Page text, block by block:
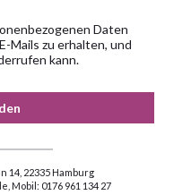
Daten
Mails zu erhalten, und
kann.
14, 22335 Hamburg
Mobil: 0176 961 134 27